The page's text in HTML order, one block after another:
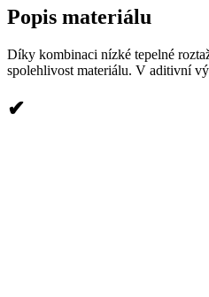
Popis materiálu
Díky kombinaci nízké tepelné
spolehlivost materiálu. V aditivní
✔